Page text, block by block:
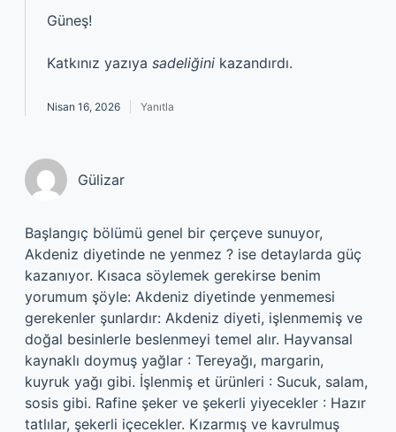
Güneş!
Katkınız yazıya sadeliğini kazandırdı.
Nisan 16, 2026 Yanıtla
Gülizar
Başlangıç bölümü genel bir çerçeve sunuyor,
Akdeniz diyetinde ne yenmez ? ise detaylarda güç
kazanıyor. Kısaca söylemek gerekirse benim
yorumum şöyle: Akdeniz diyetinde yenmemesi
gerekenler şunlardır: Akdeniz diyeti, işlenmemiş ve
doğal besinlerle beslenmeyi temel alır. Hayvansal
kaynaklı doymuş yağlar : Tereyağı, margarin,
kuyruk yağı gibi. İşlenmiş et ürünleri : Sucuk, salam,
sosis gibi. Rafine şeker ve şekerli yiyecekler : Hazır
tatlılar, şekerli içecekler. Kızarmış ve kavrulmuş